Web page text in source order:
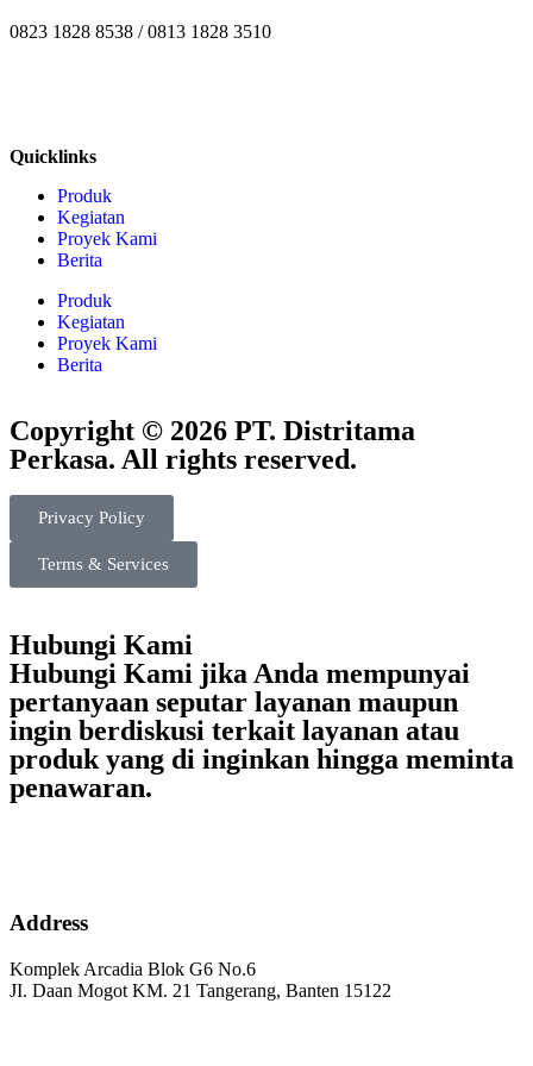
0823 1828 8538 / 0813 1828 3510
Quicklinks
Produk
Kegiatan
Proyek Kami
Berita
Produk
Kegiatan
Proyek Kami
Berita
Copyright © 2026 PT. Distritama
Perkasa. All rights reserved.
Privacy Policy
Terms & Services
Hubungi Kami
Hubungi Kami jika Anda mempunyai
pertanyaan seputar layanan maupun
ingin berdiskusi terkait layanan atau
produk yang di inginkan hingga meminta
penawaran.
Address
Komplek Arcadia Blok G6 No.6
JI. Daan Mogot KM. 21 Tangerang, Banten 15122